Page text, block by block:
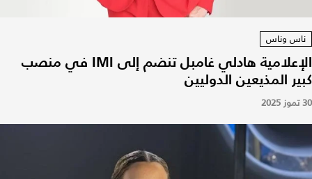
ناس وناس
الإعلامية هادلي غامبل تنضم إلى IMI في منصب
كبير المذيعين الدوليين
30 تموز 2025